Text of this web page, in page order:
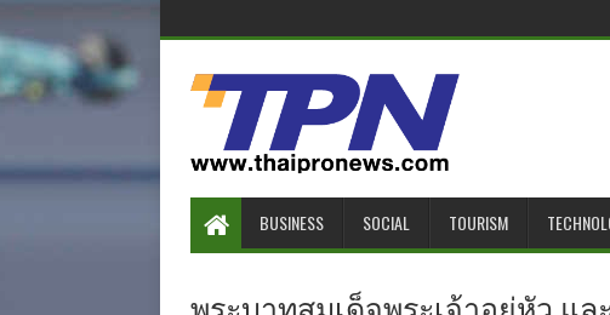
BUSINESS SOCIAL TOURISM
พระบาทสมเด็จพระเจ้าอยู่หัว แล